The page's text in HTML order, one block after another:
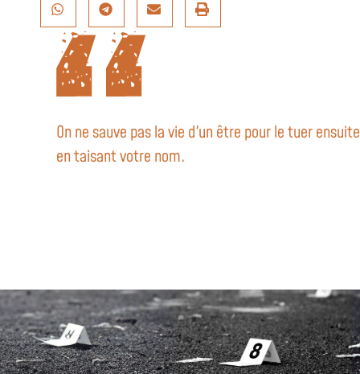
On ne sauve pas la vie d'un être pour le tuer ensuite
en taisant votre nom.